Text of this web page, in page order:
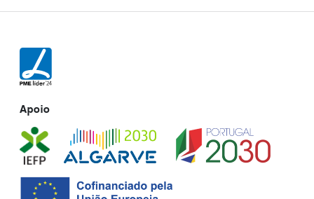
Apoio